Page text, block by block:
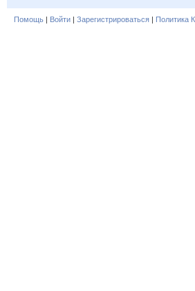
Помощь | Войти | Зарегистрироваться | Политика